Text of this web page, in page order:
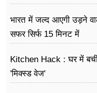
भारत में जल्द आएगी उड़ने
सफर सिर्फ 15 मिनट में
Kitchen Hack : घर में बची
'मिक्स्ड वेज'